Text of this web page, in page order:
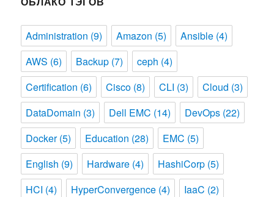
Administration (9) Amazon (5) Ansible (4)
AWS (6) Backup (7) ceph (4)
Certification (6) Cisco (8) CLI (3) Cloud (3)
DataDomain (3) Dell EMC (14) DevOps (22)
Docker(5) Education (28) EMC (5)
English (9) Hardware (4) HashiCorp (5)
HCI (4) HyperConvergence (4) IaaC (2)